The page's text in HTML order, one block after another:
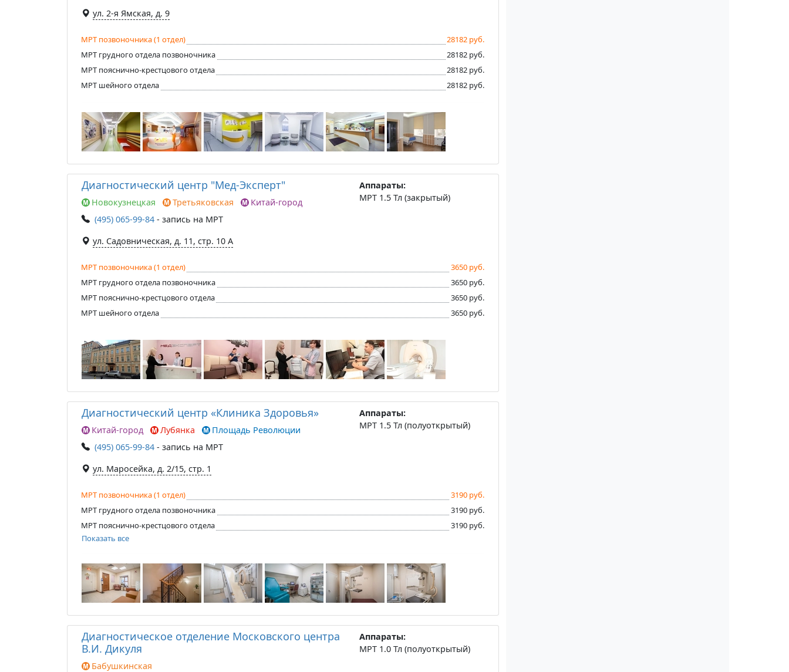
ул. 2-я Ямская, д. 9
МРТ позвоночника (1 отдел)
28182 руб.
МРТ грудного отдела позвоночника
28182 руб.
МРТ пояснично-крестцового отдела
28182 руб.
МРТ шейного отдела
28182 руб.
Диагностический центр "Мед-Эксперт"
Новокузнецкая Третьяковская
Китай-город
(495) 065-99-84 - запись на МРТ
ул. Садовническая, д. 11, стр. 10 А
Аппараты:
МРТ 1.5 Тл (закрытый)
МРТ позвоночника (1 отдел)
3650 руб.
МРТ грудного отдела позвоночника
3650 руб.
МРТ пояснично-крестцового отдела
3650 руб.
МРТ шейного отдела
3650 руб.
Диагностический центр «Клиника Здоровья»
Китай-город Лубянка
Площадь Революции
(495) 065-99-84 - запись на МРТ
ул. Маросейка, д. 2/15, стр. 1
Аппараты:
МРТ 1.5 Тл (полуоткрытый)
МРТ позвоночника (1 отдел)
3190 руб.
МРТ грудного отдела позвоночника
3190 руб.
МРТ пояснично-крестцового отдела
3190 руб.
Показать все
Диагностическое отделение Московского центра
В.И. Дикуля
Бабушкинская
Аппараты:
МРТ 1.0 Тл (полуоткрытый)